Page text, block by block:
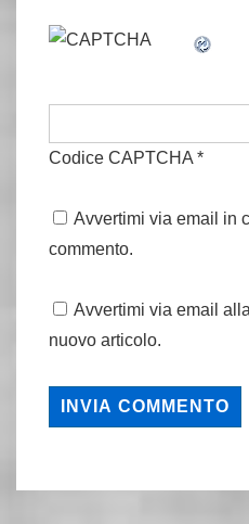
Codice CAPTCHA *
Avvertimi via email in
commento.
Avvertimi via email
nuovo articolo.